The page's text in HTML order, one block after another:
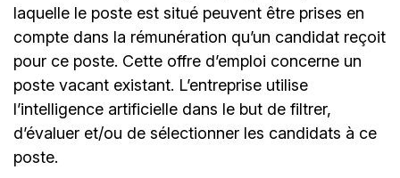
laquelle le poste est situé peuvent être prises en
compte dans la rémunération qu’un candidat reçoit
pour ce poste. Cette offre d’emploi concerne un
poste vacant existant. L’entreprise utilise
l’intelligence artificielle dans le but de filtrer,
d’évaluer et/ou de sélectionner les candidats à ce
poste.